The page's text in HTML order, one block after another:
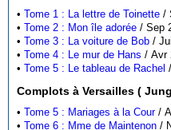
•Tome 1 : La lettre de Toinette
•Tome 2 : Mon île adorée
•Tome 3 : La voiture de Bob
•Tome 4 : Le mur de Hans
•Tome 5 : Le tableau de Rachel
•Tome 5 : Mariages à la Cour
•Tome 6 : Mme de Maintenon